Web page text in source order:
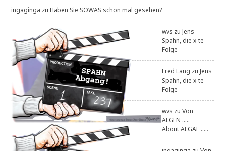
ingaginga zuHaben Sie SOWAS schon mal gesehen?
wvs zuJens
Spahn, die x-te
Folge
Fred Lang zuJens
Spahn, die x-te
Folge
wvs zuVon
ALGEN .....
About ALGAE .....